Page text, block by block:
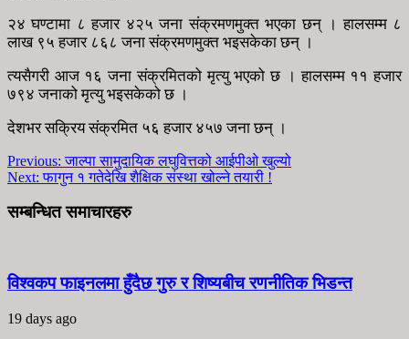
२४ घण्टामा ८ हजार ४२५ जना संक्रमणमुक्त भएका छन् । हालसम्म ८
लाख ९५ हजार ८६८ जना संक्रमणमुक्त भइसकेका छन् ।
त्यसैगरी आज १६ जना संक्रमितको मृत्यु भएको छ । हालसम्म ११ हजार
७९४ जनाको मृत्यु भइसकेको छ ।
देशभर सक्रिय संक्रमित ५६ हजार ४५७ जना छन् ।
Previous: जाल्पा सामुदायिक लघुवित्तको आईपीओ खुल्यो
Next: फागुन १ गतेदेखि शैक्षिक संस्था खोल्ने तयारी !
सम्बन्धित समाचारहरु
विश्वकप फाइनलमा हुँदैछ गुरु र शिष्यबीच रणनीतिक भिडन्त
19 days ago